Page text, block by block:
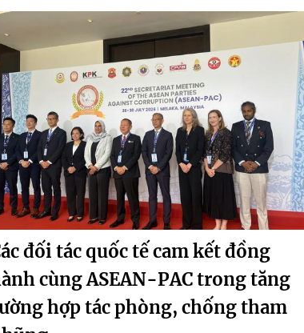
đối tác quốc tế cam kết đồng
cùng ASEAN-PAC trong tăng
hợp tác phòng, chống tham